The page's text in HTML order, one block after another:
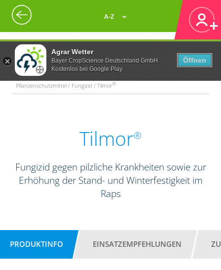
Agrar Wetter
Bayer CropScience Deutschland GmbH
Kostenlos bei Google Play
Öffnen
A-Z
Pflanzenschutzmittel / Fungizid / Tilmor®
Tilmor®
Fungizid gegen pilzliche Krankheiten sowie zur
Erhöhung der Stand- und Winterfestigkeit im
Raps
PRODUKTINFO EINSATZEMPFEHLUNGEN